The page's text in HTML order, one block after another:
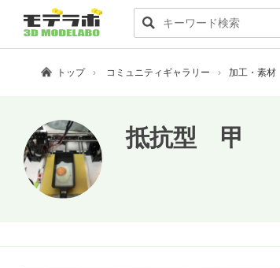
トップ コミュニティギャラリー 加工・素材
抵抗型 甲